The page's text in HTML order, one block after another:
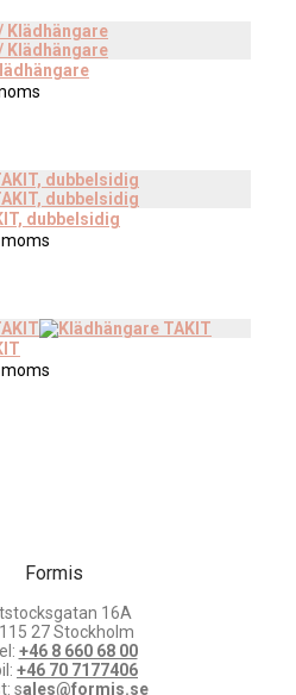
dubbelsidig
Formis
16A
27 Stockholm
+46 8 660 68 00
+46 70 7177406
sales@formis.se